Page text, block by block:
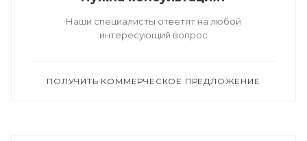
Наши специалисты ответят на любой
интересующий вопрос
ПОЛУЧИТЬ КОММЕРЧЕСКОЕ ПРЕДЛОЖЕНИЕ